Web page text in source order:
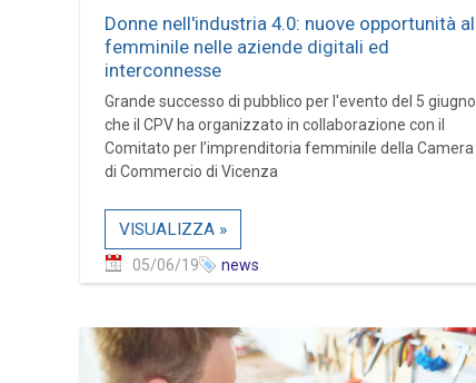
Donne nell'industria 4.0: nuove opportunità al
femminile nelle aziende digitali ed
interconnesse
Grande successo di pubblico per l'evento del 5 giugno
che il CPV ha organizzato in collaborazione con il
Comitato per l’imprenditoria femminile della Camera
di Commercio di Vicenza
VISUALIZZA »
05/06/19 news